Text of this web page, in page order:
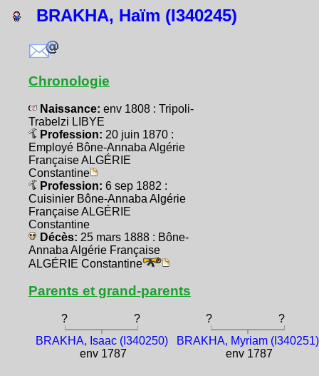
BRAKHA, Haïm (I340245)
Chronologie
Naissance: env 1808 : Tripoli-
Trabelzi LIBYE
Profession: 20 juin 1870 :
Employé Bône-Annaba Algérie
Française ALGÉRIE
Constantine
Profession: 6 sep 1882 :
Cuisinier Bône-Annaba Algérie
Française ALGÉRIE
Constantine
Décès: 25 mars 1888 : Bône-
Annaba Algérie Française
ALGÉRIE Constantine
Parents et grand-parents
? ? ?
?
BRAKHA, Isaac (I340250)
env 1787
BRAKHA, Myriam (I340251)
env 1787